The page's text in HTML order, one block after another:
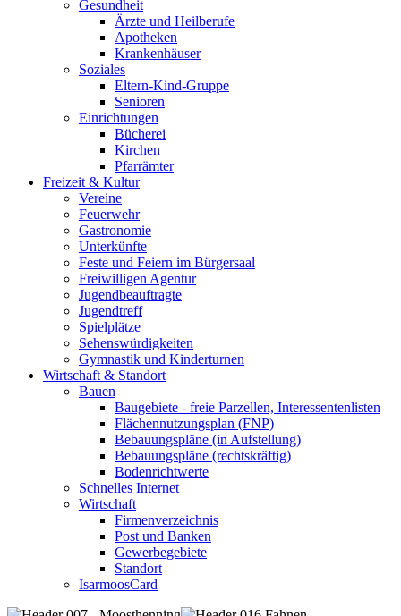
Gesundheit
Ärzte und Heilberufe
Apotheken
Krankenhäuser
Soziales
Eltern-Kind-Gruppe
Senioren
Einrichtungen
Bücherei
Kirchen
Pfarrämter
Freizeit & Kultur
Vereine
Feuerwehr
Gastronomie
Unterkünfte
Feste und Feiern im Bürgersaal
Freiwilligen Agentur
Jugendbeauftragte
Jugendtreff
Spielplätze
Sehenswürdigkeiten
Gymnastik und Kinderturnen
Wirtschaft & Standort
Bauen
Baugebiete - freie Parzellen, Interessentenlisten
Flächennutzungsplan (FNP)
Bebauungspläne (in Aufstellung)
Bebauungspläne (rechtskräftig)
Bodenrichtwerte
Schnelles Internet
Wirtschaft
Firmenverzeichnis
Post und Banken
Gewerbegebiete
Standort
IsarmoosCard